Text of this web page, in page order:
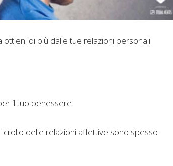
di più dalle tue relazioni personali
il tuo benessere.
delle relazioni affettive sono spesso